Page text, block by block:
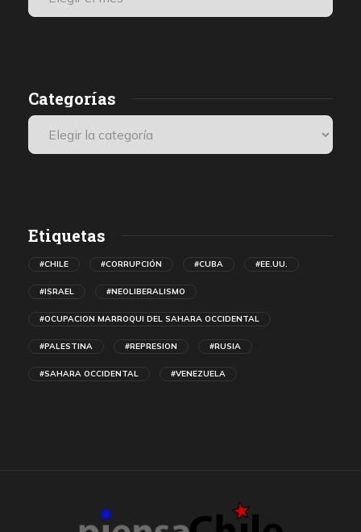
Categorías
Etiquetas
#CHILE #CORRUPCIÓN #CUBA #EE.UU.
#ISRAEL #NEOLIBERALISMO
#OCUPACION MARROQUI DEL SAHARA OCCIDENTAL
#PALESTINA #REPRESION #RUSIA
#SAHARA OCCIDENTAL #VENEZUELA